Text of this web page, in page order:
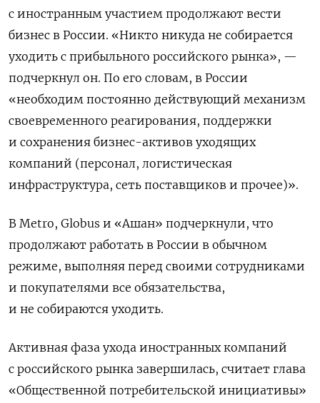
с иностранным участием продолжают вести
бизнес в России. «Никто никуда не собирается
уходить с прибыльного российского рынка», —
подчеркнул он. По его словам, в России
«необходим постоянно действующий механизм
своевременного реагирования, поддержки
и сохранения бизнес-активов уходящих
компаний (персонал, логистическая
инфраструктура, сеть поставщиков и прочее)».
В Metro, Globus и «Ашан» подчеркнули, что
продолжают работать в России в обычном
режиме, выполняя перед своими сотрудниками
и покупателями все обязательства,
и не собираются уходить.
Активная фаза ухода иностранных компаний
с российского рынка завершилась, считает глава
«Общественной потребительской инициативы»